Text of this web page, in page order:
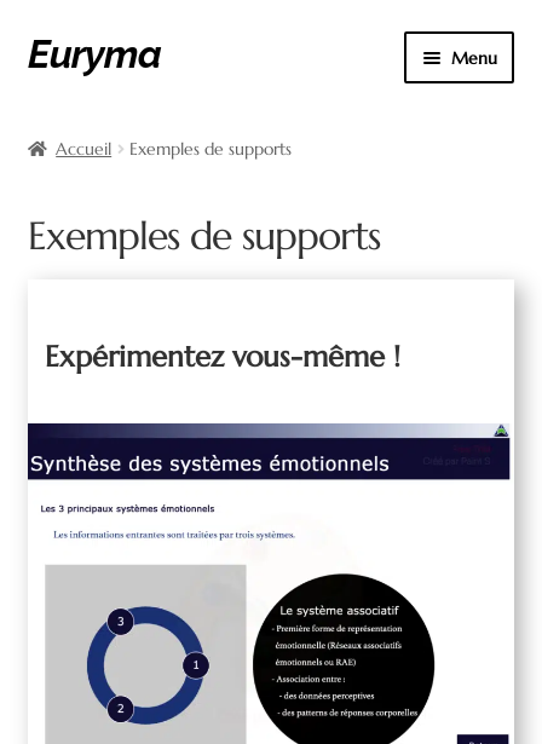
Aller
à
navigation
Aller
au
Euryma Menu
Compte
Exemples de supports
Graphisme
Panier
Validation
Accueil Exemples de supports
Exemples de supports
Expérimentez vous-même !